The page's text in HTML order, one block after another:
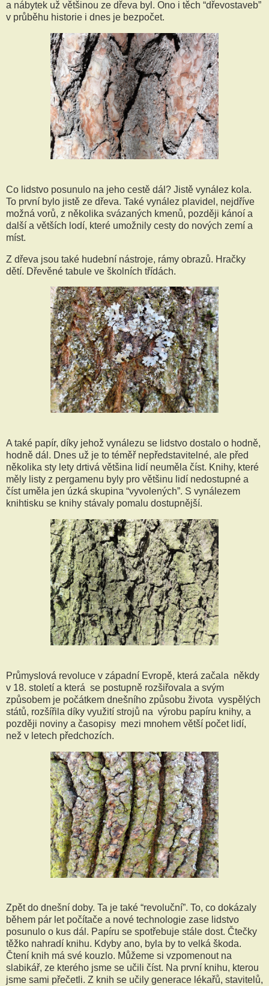
a nábytek už většinou ze dřeva byl. Ono i těch “dřevostaveb”
v průběhu historie i dnes je bezpočet.
Co lidstvo posunulo na jeho cestě dál? Jistě vynález kola.
To první bylo jistě ze dřeva. Také vynález plavidel, nejdříve
možná vorů, z několika svázaných kmenů, později kánoí a
další a větších lodí, které umožnily cesty do nových zemí a
míst.
Z dřeva jsou také hudební nástroje, rámy obrazů. Hračky
dětí. Dřevěné tabule ve školních třídách.
A také papír, díky jehož vynálezu se lidstvo dostalo o hodně,
hodně dál. Dnes už je to téměř nepředstavitelné, ale před
několika sty lety drtivá většina lidí neuměla číst. Knihy, které
měly listy z pergamenu byly pro většinu lidí nedostupné a
číst uměla jen úzká skupina “vyvolených”. S vynálezem
knihtisku se knihy stávaly pomalu dostupnější.
Průmyslová revoluce v západní Evropě, která začala někdy
v 18. století a která se postupně rozšiřovala a svým
způsobem je počátkem dnešního způsobu života vyspělých
států, rozšířila díky využití strojů na výrobu papíru knihy, a
později noviny a časopisy mezi mnohem větší počet lidí,
než v letech předchozích.
Zpět do dnešní doby. Ta je také “revoluční”. To, co dokázaly
během pár let počítače a nové technologie zase lidstvo
posunulo o kus dál. Papíru se spotřebuje stále dost. Čtečky
těžko nahradí knihu. Kdyby ano, byla by to velká škoda.
Čtení knih má své kouzlo. Můžeme si vzpomenout na
slabikář, ze kterého jsme se učili číst. Na první knihu, kterou
jsme sami přečetli. Z knih se učily generace lékařů, stavitelů,